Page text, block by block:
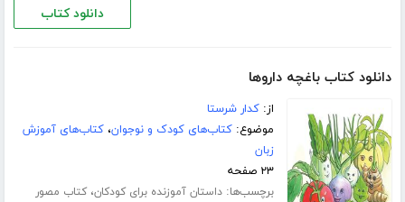
دانلود کتاب
دانلود کتاب باغچه داروها
از:کدار شرستا
موضوع:کتاب‌های کودک و نوجوان،کتاب‌های آموزش
زبان
۲۳ صفحه
برچسب‌ها:داستان آموزنده برای کودکان،کتاب مصور